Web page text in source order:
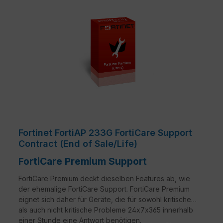
Fortinet FortiAP 233G FortiCare Support
Contract (End of Sale/Life)
FortiCare Premium Support
FortiCare Premium deckt dieselben Features ab, wie
der ehemalige FortiCare Support. FortiCare Premium
eignet sich daher für Geräte, die für sowohl kritische
als auch nicht kritische Probleme 24x7x365 innerhalb
einer Stunde eine Antwort benötigen.